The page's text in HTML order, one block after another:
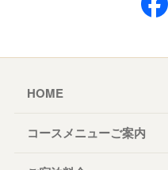
HOME
コースメニューご案内